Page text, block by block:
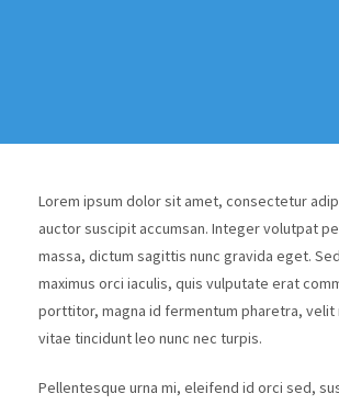
Lorem ipsum dolor sit amet, consectetur
auctor suscipit accumsan. Integer volutpat
massa, dictum sagittis nunc gravida eget.
maximus orci iaculis, quis vulputate erat
porttitor, magna id fermentum pharetra, velit
vitae tincidunt leo nunc nec turpis.
Pellentesque urna mi, eleifend id orci sed,